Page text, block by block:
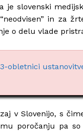
je slovenski
in za
o delu vlade
obletnici
v Slovenijo, s
poročanju pa